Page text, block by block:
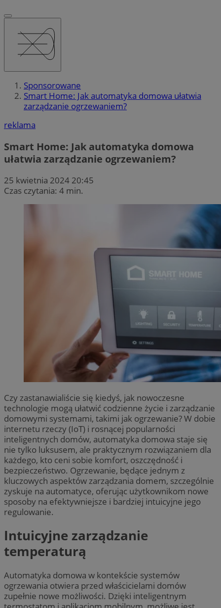
Sponsorowane
Smart Home: Jak automatyka domowa ułatwia
zarządzanie ogrzewaniem?
reklama
Smart Home: Jak automatyka domowa
ułatwia zarządzanie ogrzewaniem?
25 kwietnia 2024 20:45
Czas czytania: 4 min.
Czy zastanawialiście się kiedyś, jak nowoczesne
technologie mogą ułatwić codzienne życie i zarządzanie
domowymi systemami, takimi jak ogrzewanie? W dobie
internetu rzeczy (IoT) i rosnącej popularności
inteligentnych domów, automatyka domowa staje się
nie tylko luksusem, ale praktycznym rozwiązaniem dla
każdego, kto ceni sobie komfort, oszczędność i
bezpieczeństwo. Ogrzewanie, będące jednym z
kluczowych aspektów zarządzania domem, szczególnie
zyskuje na automatyce, oferując użytkownikom nowe
sposoby na efektywniejsze i bardziej intuicyjne jego
regulowanie.
Intuicyjne zarządzanie
temperaturą
Automatyka domowa w kontekście systemów
ogrzewania otwiera przed właścicielami domów
zupełnie nowe możliwości. Dzięki inteligentnym